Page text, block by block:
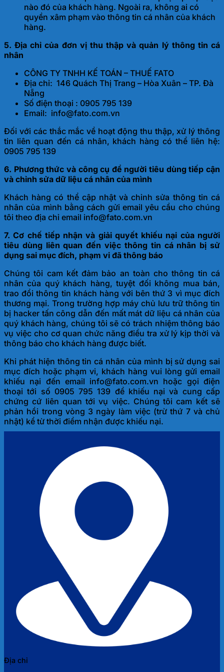
nào đó của khách hàng. Ngoài ra, không ai có
quyền xâm phạm vào thông tin cá nhân của khách
hàng.
5. Địa chỉ của đơn vị thu thập và quản lý thông tin cá
nhân
CÔNG TY TNHH KẾ TOÁN – THUẾ FATO
Địa chỉ: 146 Quách Thị Trang – Hòa Xuân – TP. Đà
Nẵng
Số điện thoại : 0905 795 139
Email: info@fato.com.vn
Đối với các thắc mắc về hoạt động thu thập, xử lý thông
tin liên quan đến cá nhân, khách hàng có thể liên hệ:
0905 795 139
6. Phương thức và công cụ để người tiêu dùng tiếp cận
và chỉnh sửa dữ liệu cá nhân của mình
Khách hàng có thể cập nhật và chỉnh sửa thông tin cá
nhân của mình bằng cách gửi email yêu cầu cho chúng
tôi theo địa chỉ email info@fato.com.vn
7. Cơ chế tiếp nhận và giải quyết khiếu nại của người
tiêu dùng liên quan đến việc thông tin cá nhân bị sử
dụng sai mục đích, phạm vi đã thông báo
Chúng tôi cam kết đảm bảo an toàn cho thông tin cá
nhân của quý khách hàng, tuyệt đối không mua bán,
trao đổi thông tin khách hàng với bên thứ 3 vì mục đích
thương mại. Trong trường hợp máy chủ lưu trữ thông tin
bị hacker tấn công dẫn đến mất mát dữ liệu cá nhân của
quý khách hàng, chúng tôi sẽ có trách nhiệm thông báo
vụ việc cho cơ quan chức năng điều tra xử lý kịp thời và
thông báo cho khách hàng được biết.
Khi phát hiện thông tin cá nhân của mình bị sử dụng sai
mục đích hoặc phạm vi, khách hàng vui lòng gửi email
khiếu nại đến email info@fato.com.vn hoặc gọi điện
thoại tới số 0905 795 139 để khiếu nại và cung cấp
chứng cứ liên quan tới vụ việc. Chúng tôi cam kết sẽ
phản hồi trong vòng 3 ngày làm việc (trừ thứ 7 và chủ
nhật) kể từ thời điểm nhận được khiếu nại.
Địa chỉ